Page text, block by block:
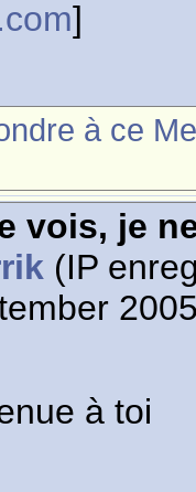
]
à ce
vois, je
(IP
à toi